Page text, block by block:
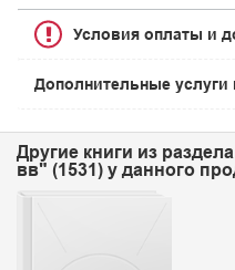
Условия оплаты и
Дополнительные услуги
Другие книги из
вв" (1531) у данного